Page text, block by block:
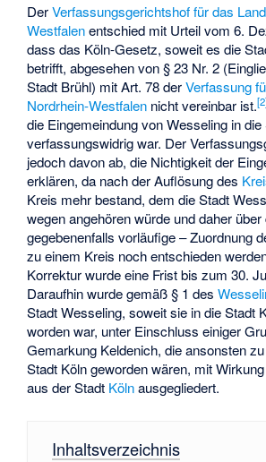
DerVerfassungsgerichtshof für das
Westfalenentschied mit Urteil vom 6.
dass das Köln-Gesetz, soweit es die
betrifft, abgesehen von § 23 Nr. 2
Stadt Brühl) mit Art. 78 derVerfassung
Nordrhein-Westfalen nicht vereinbar ist.
die Eingemeindung von Wesseling in die
verfassungswidrig war. Der
jedoch davon ab, die Nichtigkeit der
erklären, da nach der Auflösung des
Kreis mehr bestand, dem die Stadt
wegen angehören würde und daher über
gegebenenfalls vorläufige – Zuordnung
zu einem Kreis noch entschieden
Korrektur wurde eine Frist bis zum 30.
Daraufhin wurde gemäß § 1 des
Stadt Wesseling, soweit sie in die Stadt
worden war, unter Einschluss einiger
Gemarkung Keldenich, die ansonsten zu
Stadt Köln geworden wären, mit
aus der Stadt Kölnausgegliedert.
Inhaltsverzeichnis